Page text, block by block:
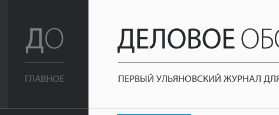
ГЛАВНОЕ ПЕРВЫЙ УЛЬЯНОВСКИЙ ЖУРНАЛ